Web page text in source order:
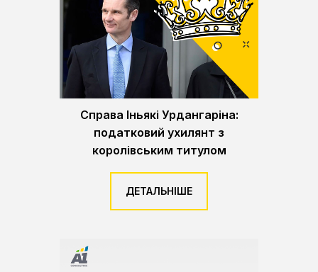
Справа Іньякі Урдангаріна:
податковий ухилянт з
королівським титулом
ДЕТАЛЬНІШЕ